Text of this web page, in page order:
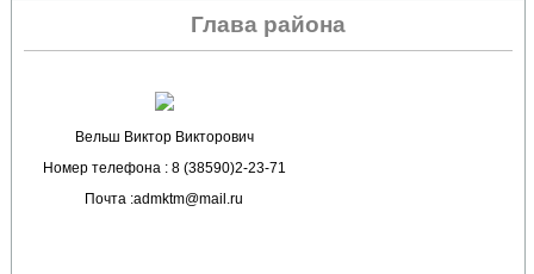
Глава района
Вельш Виктор Викторович
Номер телефона : 8 (38590)2-23-71
Почта :admktm@mail.ru